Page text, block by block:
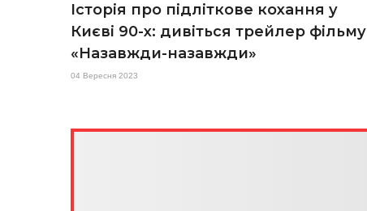
Історія про підліткове кохання у
Києві 90-х: дивіться трейлер фільму
«Назавжди-назавжди»
04 Вересня 2023